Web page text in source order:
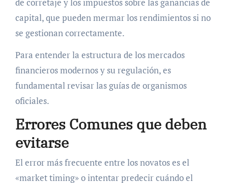
capital, que pueden mermar los rendimientos si no
se gestionan correctamente.
Para entender la estructura de los mercados
financieros modernos y su regulación, es
fundamental revisar las guías de organismos
oficiales.
Errores Comunes que deben
evitarse
El error más frecuente entre los novatos es el
«market timing» o intentar predecir cuándo el